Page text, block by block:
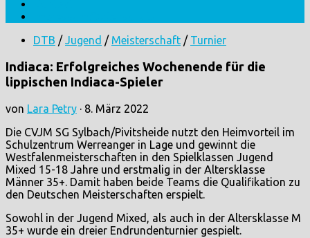
DTB / Jugend / Meisterschaft / Turnier
Indiaca: Erfolgreiches Wochenende für die
lippischen Indiaca-Spieler
von Lara Petry · 8. März 2022
Die CVJM SG Sylbach/Pivitsheide nutzt den Heimvorteil im
Schulzentrum Werreanger in Lage und gewinnt die
Westfalenmeisterschaften in den Spielklassen Jugend
Mixed 15-18 Jahre und erstmalig in der Altersklasse
Männer 35+. Damit haben beide Teams die Qualifikation zu
den Deutschen Meisterschaften erspielt.
Sowohl in der Jugend Mixed, als auch in der Altersklasse M
35+ wurde ein dreier Endrundenturnier gespielt.